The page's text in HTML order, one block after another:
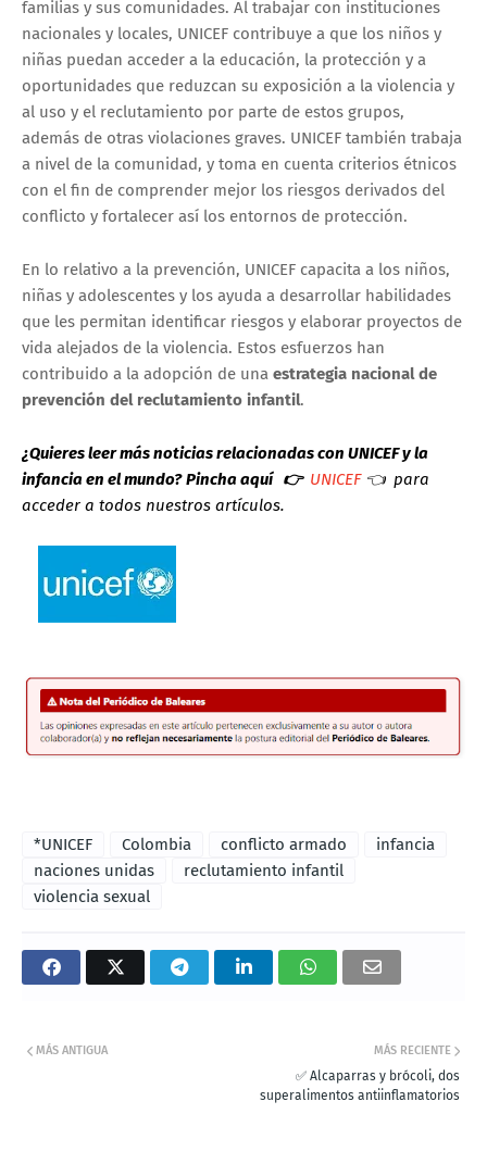
familias y sus comunidades. Al trabajar con instituciones
nacionales y locales, UNICEF contribuye a que los niños y
niñas puedan acceder a la educación, la protección y a
oportunidades que reduzcan su exposición a la violencia y
al uso y el reclutamiento por parte de estos grupos,
además de otras violaciones graves. UNICEF también trabaja
a nivel de la comunidad, y toma en cuenta criterios étnicos
con el fin de comprender mejor los riesgos derivados del
conflicto y fortalecer así los entornos de protección.
En lo relativo a la prevención, UNICEF capacita a los niños,
niñas y adolescentes y los ayuda a desarrollar habilidades
que les permitan identificar riesgos y elaborar proyectos de
vida alejados de la violencia. Estos esfuerzos han
contribuido a la adopción de una estrategia nacional de
prevención del reclutamiento infantil.
¿Quieres leer más noticias relacionadas con UNICEF y la
infancia en el mundo? Pincha aquí 👉 UNICEF 👈 para
acceder a todos nuestros artículos.
*UNICEF Colombia conflicto armado
infancia
naciones unidas
reclutamiento infantil
violencia sexual
MÁS RECIENTE
✅ Alcaparras y brócoli, dos
superalimentos antiinflamatorios
MÁS ANTIGUA